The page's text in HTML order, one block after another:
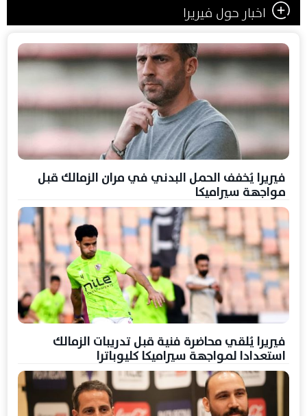
اخبار حول فيريرا
فيريرا يُخفف الحمل البدني في مران الزمالك قبل
مواجهة سيراميكا
فيريرا يُلقي محاضرة فنية قبل تدريبات الزمالك
استعدادا لمواجهة سيراميكا كليوباترا